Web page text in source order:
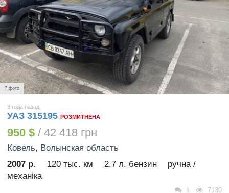
7 фото
3 года назад
УАЗ 315195 РОЗМИТНЕНА
950 $ / 42 418 грн
Ковель, Волынская область
2007 р.
120 тыс. км 2.7 л. бензин
ручна /
механіка
1 7130